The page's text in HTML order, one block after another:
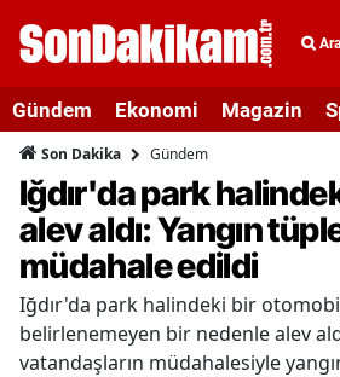
Ara
Gündem Ekonomi Magazin
Son Dakika Gündem
Iğdır'da park
alev aldı: Yangın
müdahale edildi
Iğdır'da park halindeki bir
belirlenemeyen bir nedenle alev
vatandaşların müdahalesiyle